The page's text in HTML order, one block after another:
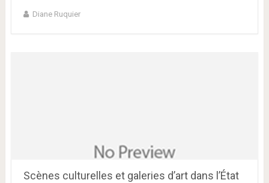
Diane Ruquier
Scènes culturelles et galeries d’art dans l’État